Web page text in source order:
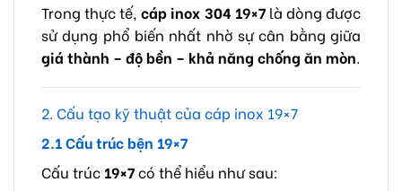
Trong thực tế,cáp inox 304 19×7là dòng được
sử dụng phổ biến nhất nhờ sự cân bằng giữa
giá thành – độ bền – khả năng chống ăn mòn.
2. Cấu tạo kỹ thuật của cáp inox 19×7
2.1 Cấu trúc bện 19×7
Cấu trúc 19×7có thể hiểu như sau: